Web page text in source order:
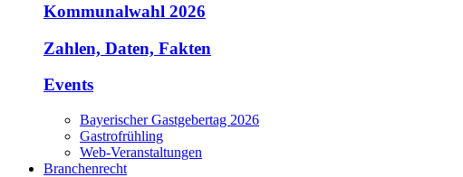
Kommunalwahl 2026
Zahlen, Daten, Fakten
Events
Bayerischer Gastgebertag 2026
Gastrofrühling
Web-Veranstaltungen
Branchenrecht